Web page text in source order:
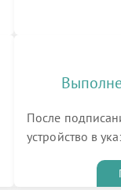
После
устройство в
талоном